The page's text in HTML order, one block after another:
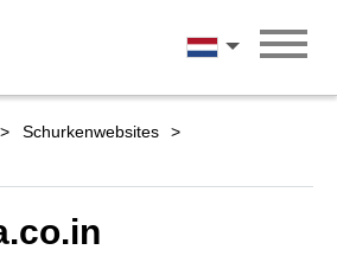
Nederlands
Schurkenwebsites